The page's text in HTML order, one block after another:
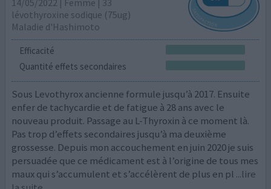
14/05/2022 | Femme | 33
lévothyroxine sodique (75ug)
Maladie d'Hashimoto
Efficacité
Quantité effets secondaires
Sous Levothyrox ancienne formule jusqu’à 2017. Ensuite
enfer de tachycardie et de fatigue à 28 ans avec le
nouveau produit. Passage au L-Thyroxin à ce moment là.
Pas trop d’effets secondaires jusqu’à ma deuxième
grossesse. Depuis mon accouchement en juin 2020 je suis
persuadée que ce médicament est à l’origine de tous mes
maux qui s’accumulent et s’accélèrent de plus en pl ...lire